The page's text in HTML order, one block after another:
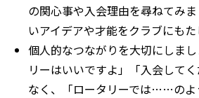
の関心事や入会理由を尋ねてみ
いアイデアや才能をクラブにもた
個人的なつながりを大切にしま
リーはいいですよ」「入会して
なく、「ロータリーでは……のよ